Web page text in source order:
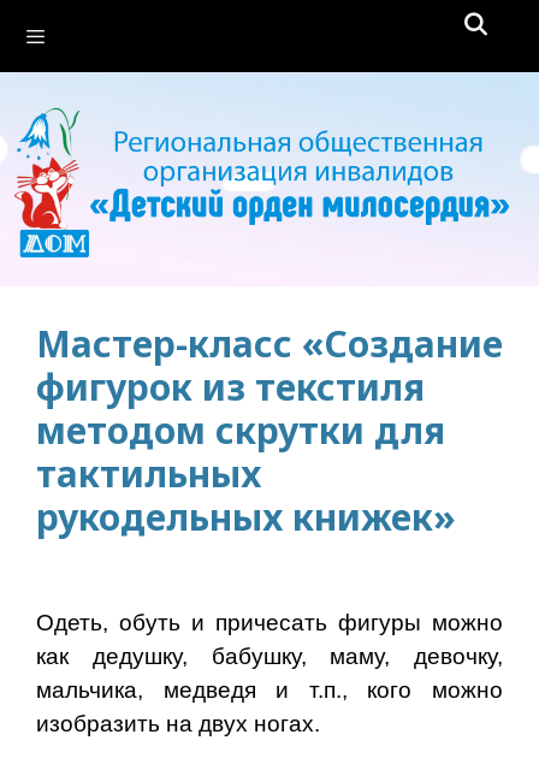
содержимому
Мастер-класс «Создание
фигурок из текстиля
методом скрутки для
тактильных
рукодельных книжек»​​
Одеть, обуть и причесать фигуры можно
как дедушку, бабушку, маму, девочку,
мальчика, медведя и т.п., кого можно
изобразить на двух ногах.